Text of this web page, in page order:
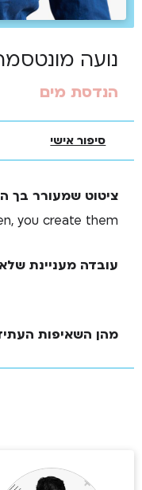
נועה
הנדסת מים
סיפור אישי
ציטוט שמעורר בך
you create them.
עובדה מעניינת
מהן השאיפות